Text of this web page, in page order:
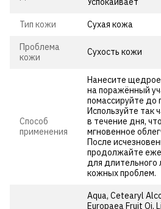
Тип кожи Сухая кожа
Проблема
кожи
Сухость кожи
Способ
применения
Нанесите
на поражённый
помассируйте до
Используйте так
в течение дня,
мгновенное
После
продолжайте
для длительного
кожных проблем.
Aqua, Cetearyl
Europaea Fruit Oi,